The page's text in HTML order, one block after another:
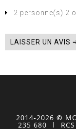
2 personne(s) 2
LAISSER UN AVIS
2014-2026 ©
235 680 | RCS